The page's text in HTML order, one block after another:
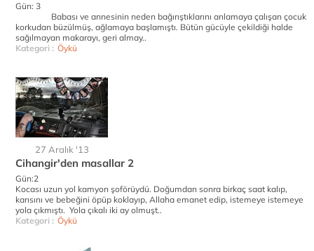
Gün: 3
Babası ve annesinin neden bağırıştıklarını anlamaya çalışan çocuk
korkudan büzülmüş, ağlamaya başlamıştı. Bütün gücüyle çekildiği halde
sağılmayan makarayı, geri almay..
Kategori : Öykü
27 Aralık '13
Cihangir'den masallar 2
Gün:2
Kocası uzun yol kamyon şoförüydü. Doğumdan sonra birkaç saat kalıp,
karısını ve bebeğini öpüp koklayıp, Allaha emanet edip, istemeye istemeye
yola çıkmıştı. Yola çıkalı iki ay olmuşt..
Kategori : Öykü